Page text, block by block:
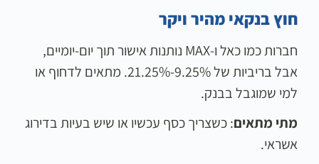
חוץ בנקאי מהיר ויקר
חברות כמו כאל ו-MAX נותנות אישור תוך יום-יומיים,
אבל בריביות של 9.25%-21.25%. מתאים לדחוף או
למי שמוגבל בבנק.
מתי מתאים: כשצריך כסף עכשיו או שיש בעיות בדירוג
אשראי.